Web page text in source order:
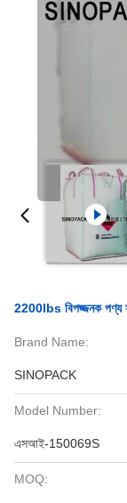
2200lbs বিপজ্জনক পণ্য
Brand Name:
SINOPACK
Model Number:
এসআই-150069S
MOQ: